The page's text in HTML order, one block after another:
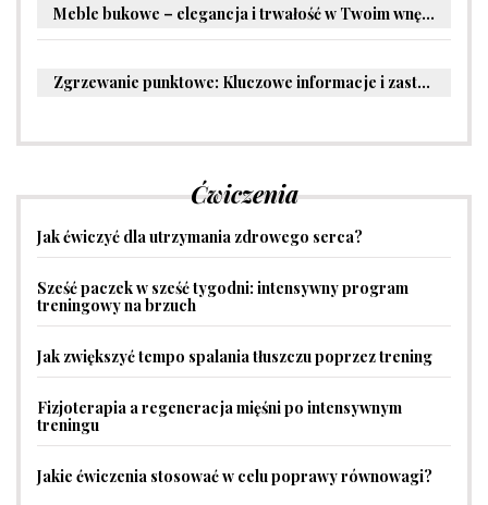
Meble bukowe – elegancja i trwałość w Twoim wnętrzu
Zgrzewanie punktowe: Kluczowe informacje i zastosowania w przemyśle
Ćwiczenia
Jak ćwiczyć dla utrzymania zdrowego serca?
Sześć paczek w sześć tygodni: intensywny program
treningowy na brzuch
Jak zwiększyć tempo spalania tłuszczu poprzez trening
Fizjoterapia a regeneracja mięśni po intensywnym
treningu
Jakie ćwiczenia stosować w celu poprawy równowagi?